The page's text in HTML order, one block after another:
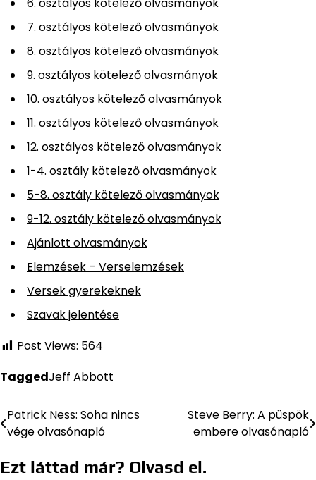
6. osztályos kötelező olvasmányok
7. osztályos kötelező olvasmányok
8. osztályos kötelező olvasmányok
9. osztályos kötelező olvasmányok
10. osztályos kötelező olvasmányok
11. osztályos kötelező olvasmányok
12. osztályos kötelező olvasmányok
1-4. osztály kötelező olvasmányok
5-8. osztály kötelező olvasmányok
9-12. osztály kötelező olvasmányok
Ajánlott olvasmányok
Elemzések – Verselemzések
Versek gyerekeknek
Szavak jelentése
Post Views: 564
TaggedJeff Abbott
Bejegyzés
navigáció
Patrick Ness: Soha nincs
vége olvasónapló
Steve Berry: A püspök
embere olvasónapló
Ezt láttad már? Olvasd el.